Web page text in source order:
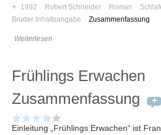
+ 1992 Robert Schneider Roman
Bruder Inhaltsangabe
Zusammenfassung
Weiterlesen
Frühlings Erwachen
Zusammenfassung
Einleitung „Frühlings Erwachen“ ist